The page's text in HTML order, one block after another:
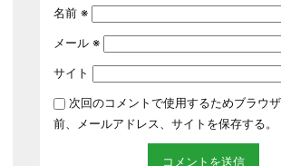
名前 ※
メール ※
サイト
次回のコメントで使用するためブラウ
前、メールアドレス、サイトを保存する。